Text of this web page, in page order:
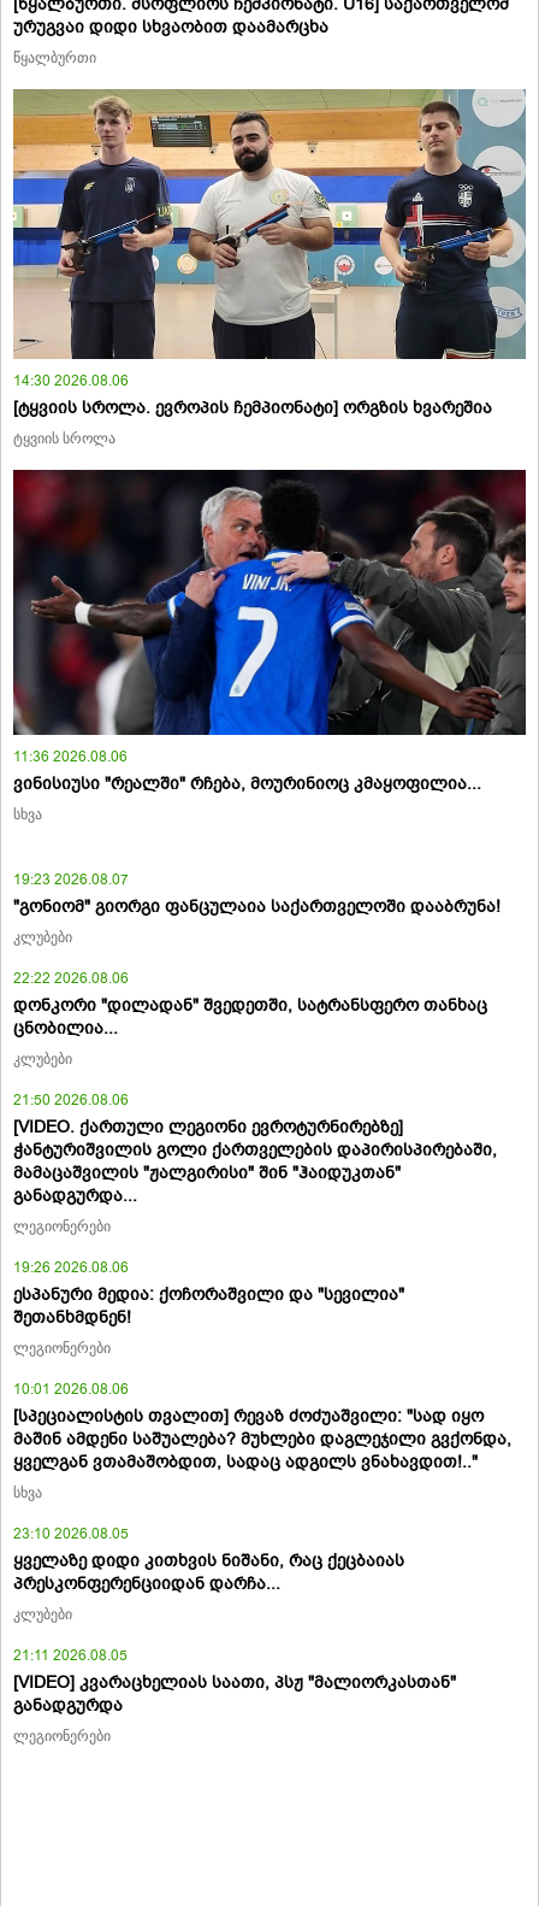
ურუგვაი დიდი სხვაობით დაამარცხა
წყალბურთი
14:30 2026.08.06
[ტყვიის სროლა. ევროპის ჩემპიონატი] ორგზის ხვარეშია
ტყვიის სროლა
11:36 2026.08.06
ვინისიუსი "რეალში" რჩება, მოურინიოც კმაყოფილია...
სხვა
19:23 2026.08.07
"გონიომ" გიორგი ფანცულაია საქართველოში დააბრუნა!
კლუბები
22:22 2026.08.06
დონკორი "დილადან" შვედეთში, სატრანსფერო თანხაც
ცნობილია...
კლუბები
21:50 2026.08.06
[VIDEO. ქართული ლეგიონი ევროტურნირებზე]
ჭანტურიშვილის გოლი ქართველების დაპირისპირებაში,
მამაცაშვილის "ჟალგირისი" შინ "ჰაიდუკთან"
განადგურდა...
ლეგიონერები
19:26 2026.08.06
ესპანური მედია: ქოჩორაშვილი და "სევილია"
შეთანხმდნენ!
ლეგიონერები
10:01 2026.08.06
[სპეციალისტის თვალით] რევაზ ძოძუაშვილი: "სად იყო
მაშინ ამდენი საშუალება? მუხლები დაგლეჯილი გვქონდა,
ყველგან ვთამაშობდით, სადაც ადგილს ვნახავდით!.."
სხვა
23:10 2026.08.05
ყველაზე დიდი კითხვის ნიშანი, რაც ქეცბაიას
პრესკონფერენციიდან დარჩა...
კლუბები
21:11 2026.08.05
[VIDEO] კვარაცხელიას საათი, პსჟ "მალიორკასთან"
განადგურდა
ლეგიონერები